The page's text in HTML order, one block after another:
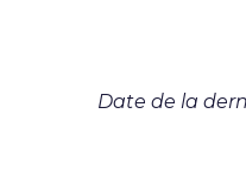
Date de la